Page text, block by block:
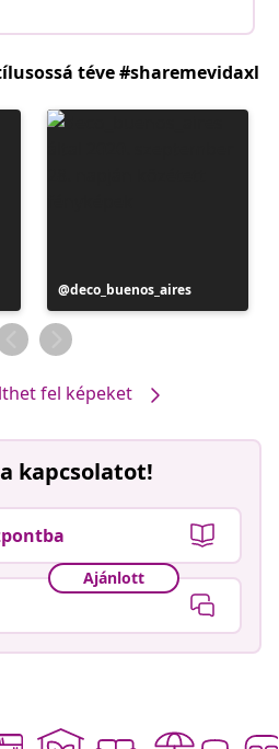
téve #sharemevidaxl
Bejegyzés
közzétevője
deco_buenos_aires
fel képeket
kapcsolatot!
Ajánlott